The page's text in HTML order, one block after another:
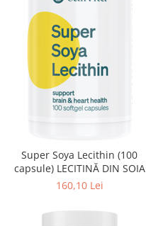
Super Soya Lecithin (100
capsule) LECITINĂ DIN SOIA
160,10 Lei